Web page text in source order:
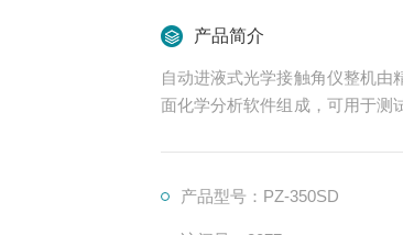
产品简介
自动进液式光学接触角仪整机
面化学分析软件组成，可用于测
产品型号：PZ-350SD